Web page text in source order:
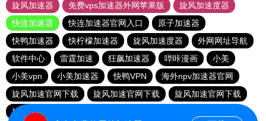
旋风加速器
免费vps加速器外网苹果版
旋风加速度器
快连加速器
快连加速器官网入口
原子加速器
快鸭加速器
快柠檬加速器 旋风加速度器
外网网址导航
软件中心
雷霆加速 狂飙加速器 哔咔漫画
小美
小美vpn
小美加速器 快鸭VPN
海外npv加速器官网
旋风加速官网下载
旋风加速官网下载
旋风加速官网下载
旋风加速官网下载